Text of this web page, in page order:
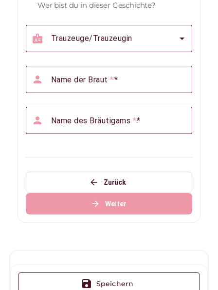
Wer bist du in dieser Geschichte?
badge Trauzeuge/Trauzeugin
person Name der Braut*
person Name des Bräutigams *
arrow_back Zurück
arrow_forward Weiter
save Speichern